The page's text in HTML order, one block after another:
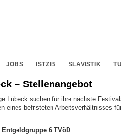
JOBS ISTZIB SLAVISTIK
– Stellenangebot
Lübeck suchen für ihre nächste
eines befristeten Arbeitsverhältnisses
Entgeldgruppe 6 TVöD